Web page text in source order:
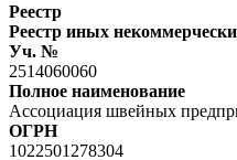
Реестр
Реестр иных
Уч. №
2514060060
Полное наименование
Ассоциация швейных
ОГРН
1022501278304